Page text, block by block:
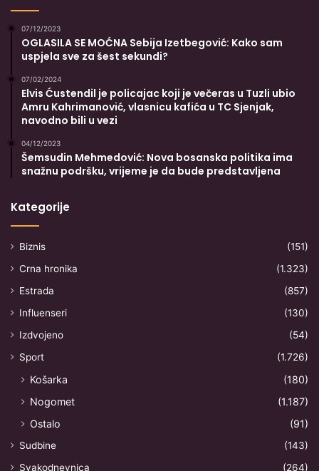
07/12/2023
OGLASILA SE MOĆNA Sebija Izetbegović: Kako sam
uspjela sve za šest sekundi?
07/02/2024
Elvis Ćustendil je policajac koji je večeras u Tuzli ubio
Amru Kahrimanović, vlasnicu kafića u TC Sjenjak,
navodno bili u vezi
04/12/2023
Šemsudin Mehmedović: Nova bosanska politika ima
snažnu podršku, vrijeme je da bude predstavljena
Kategorije
Biznis
(151)
Crna hronika
(1.323)
Estrada
(857)
Influenseri
(130)
Izdvojeno
(54)
Sport
(1.726)
Košarka
(180)
Nogomet
(1.187)
Ostalo
(91)
Sudbine
(143)
Svakodnevnica
(264)